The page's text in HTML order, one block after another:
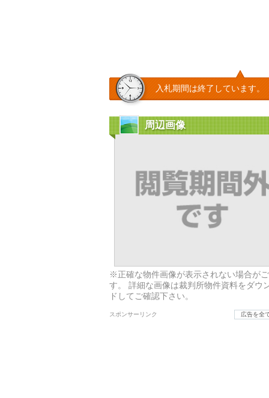
入札期間は終了しています。
周辺画像
※正確な物件画像が表示されない場合が
す。 詳細な画像は裁判所物件資料をダウ
ドしてご確認下さい。
スポンサーリンク 広告を全